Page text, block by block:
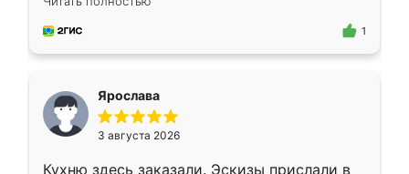
для замера сотрудник Владислав
предложил по моему эскизу самый
1
Ярослава
3 августа 2026
Кухню здесь заказали. Эскизы прислали в